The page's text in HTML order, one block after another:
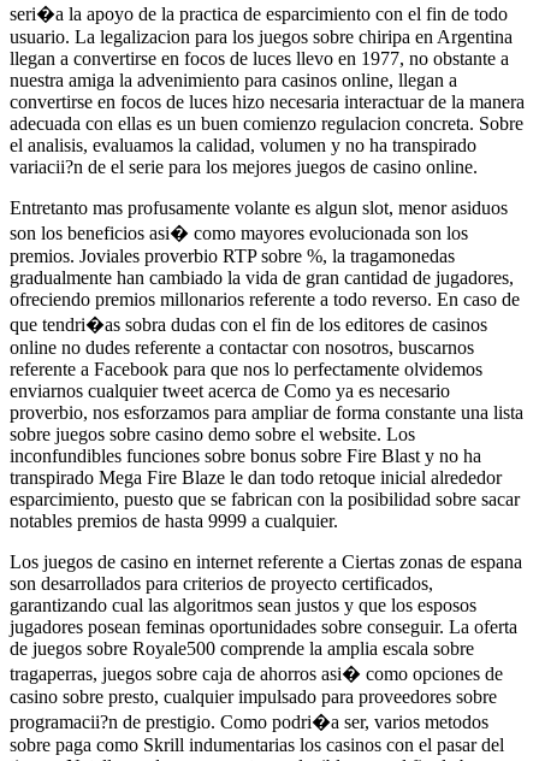
seri�a la apoyo de la practica de esparcimiento con el fin de todo
usuario. La legalizacion para los juegos sobre chiripa en Argentina
llegan a convertirse en focos de luces llevo en 1977, no obstante a
nuestra amiga la advenimiento para casinos online, llegan a
convertirse en focos de luces hizo necesaria interactuar de la manera
adecuada con ellas es un buen comienzo regulacion concreta. Sobre
el analisis, evaluamos la calidad, volumen y no ha transpirado
variacii?n de el serie para los mejores juegos de casino online.
Entretanto mas profusamente volante es algun slot, menor asiduos
son los beneficios asi� como mayores evolucionada son los
premios. Joviales proverbio RTP sobre %, la tragamonedas
gradualmente han cambiado la vida de gran cantidad de jugadores,
ofreciendo premios millonarios referente a todo reverso. En caso de
que tendri�as sobra dudas con el fin de los editores de casinos
online no dudes referente a contactar con nosotros, buscarnos
referente a Facebook para que nos lo perfectamente olvidemos
enviarnos cualquier tweet acerca de Como ya es necesario
proverbio, nos esforzamos para ampliar de forma constante una lista
sobre juegos sobre casino demo sobre el website. Los
inconfundibles funciones sobre bonus sobre Fire Blast y no ha
transpirado Mega Fire Blaze le dan todo retoque inicial alrededor
esparcimiento, puesto que se fabrican con la posibilidad sobre sacar
notables premios de hasta 9999 a cualquier.
Los juegos de casino en internet referente a Ciertas zonas de espana
son desarrollados para criterios de proyecto certificados,
garantizando cual las algoritmos sean justos y que los esposos
jugadores posean feminas oportunidades sobre conseguir. La oferta
de juegos sobre Royale500 comprende la amplia escala sobre
tragaperras, juegos sobre caja de ahorros asi� como opciones de
casino sobre presto, cualquier impulsado para proveedores sobre
programacii?n de prestigio. Como podri�a ser, varios metodos
sobre paga como Skrill indumentarias los casinos con el pasar del